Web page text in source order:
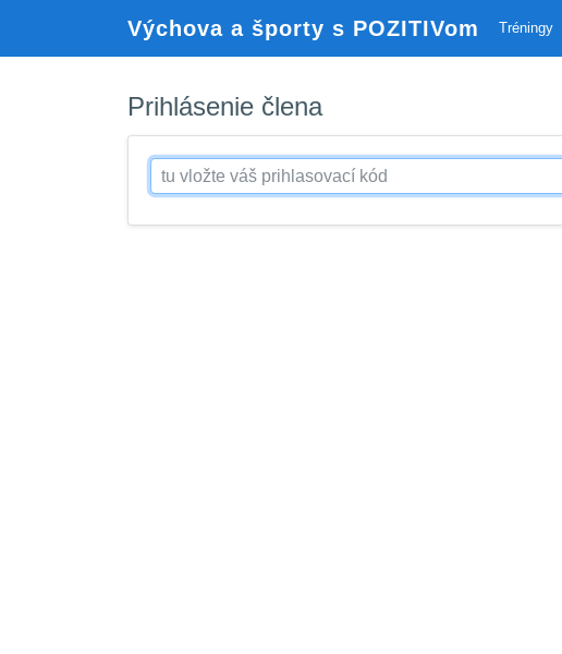
Výchova a športy s POZITIVom Tréningy
Prihlásenie člena